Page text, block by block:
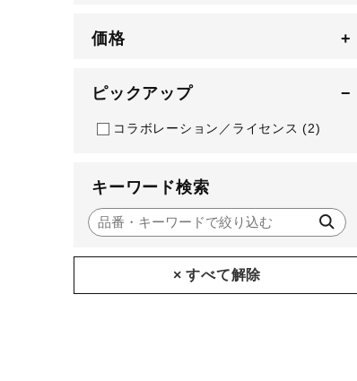
サポーター
コラボ／ライセンス
セール
価格 +
ピックアップ −
コラボレーション／ライセンス (2)
キーワード検索
× すべて解除